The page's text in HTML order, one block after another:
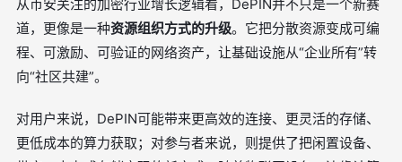
从币安关注的加密行业增长逻辑看，DePIN并不只是一个新赛
道，更像是一种资源组织方式的升级。它把分散资源变成可编
程、可激励、可验证的网络资产，让基础设施从“企业所有”转
向“社区共建”。
对用户来说，DePIN可能带来更高效的连接、更灵活的存储、
更低成本的算力获取；对参与者来说，则提供了把闲置设备、